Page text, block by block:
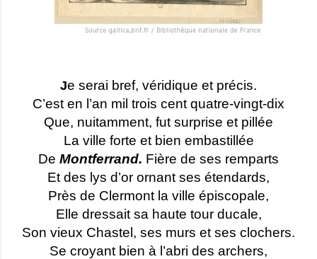
Je serai bref, véridique et précis.
C’est en l’an mil trois cent quatre-vingt-dix
Que, nuitamment, fut surprise et pillée
La ville forte et bien embastillée
De Montferrand. Fière de ses remparts
Et des lys d’or ornant ses étendards,
Près de Clermont la ville épiscopale,
Elle dressait sa haute tour ducale,
Son vieux Chastel, ses murs et ses clochers.
Se croyant bien à l’abri des archers,